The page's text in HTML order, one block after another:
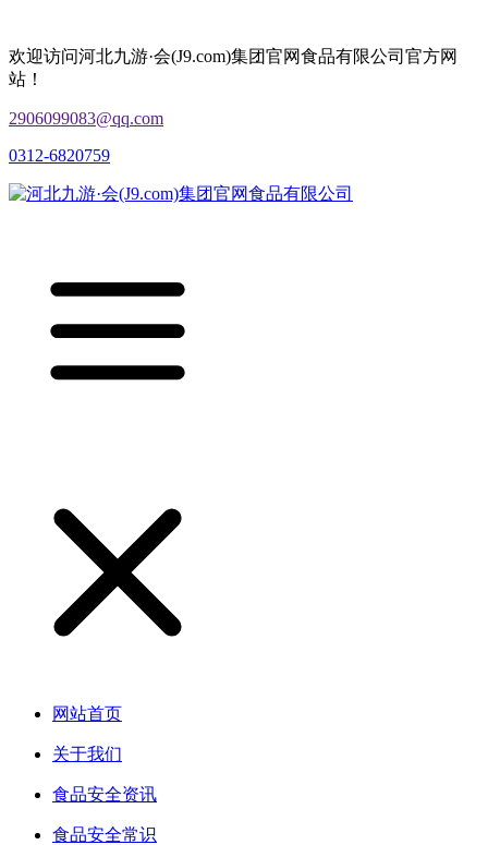
欢迎访问河北九游·会(J9.com)集团官网食品有限公司官方网
站！
2906099083@qq.com
0312-6820759
网站首页
关于我们
食品安全资讯
食品安全常识